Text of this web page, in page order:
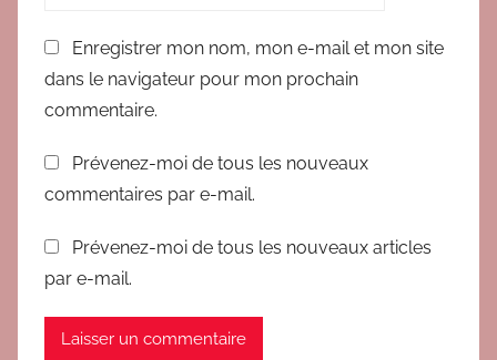
Enregistrer mon nom, mon e-mail et mon site
dans le navigateur pour mon prochain
commentaire.
Prévenez-moi de tous les nouveaux
commentaires par e-mail.
Prévenez-moi de tous les nouveaux articles
par e-mail.